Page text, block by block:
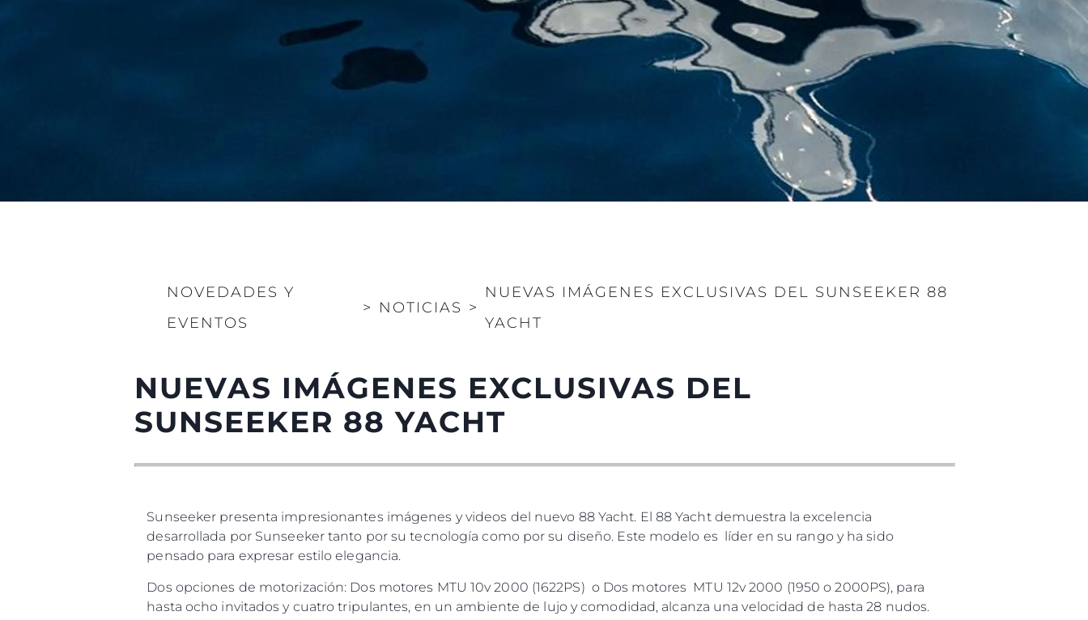
NOVEDADES Y
EVENTOS
> NOTICIAS >
NUEVAS IMÁGENES EXCLUSIVAS DEL SUNSEEKER 88
YACHT
NUEVAS IMÁGENES EXCLUSIVAS DEL
SUNSEEKER 88 YACHT
Sunseeker presenta impresionantes imágenes y videos del nuevo 88 Yacht. El 88 Yacht demuestra la excelencia
desarrollada por Sunseeker tanto por su tecnología como por su diseño. Este modelo es líder en su rango y ha sido
pensado para expresar estilo elegancia.
Dos opciones de motorización: Dos motores MTU 10v 2000 (1622PS) o Dos motores MTU 12v 2000 (1950 o 2000PS), para
hasta ocho invitados y cuatro tripulantes, en un ambiente de lujo y comodidad, alcanza una velocidad de hasta 28 nudos.